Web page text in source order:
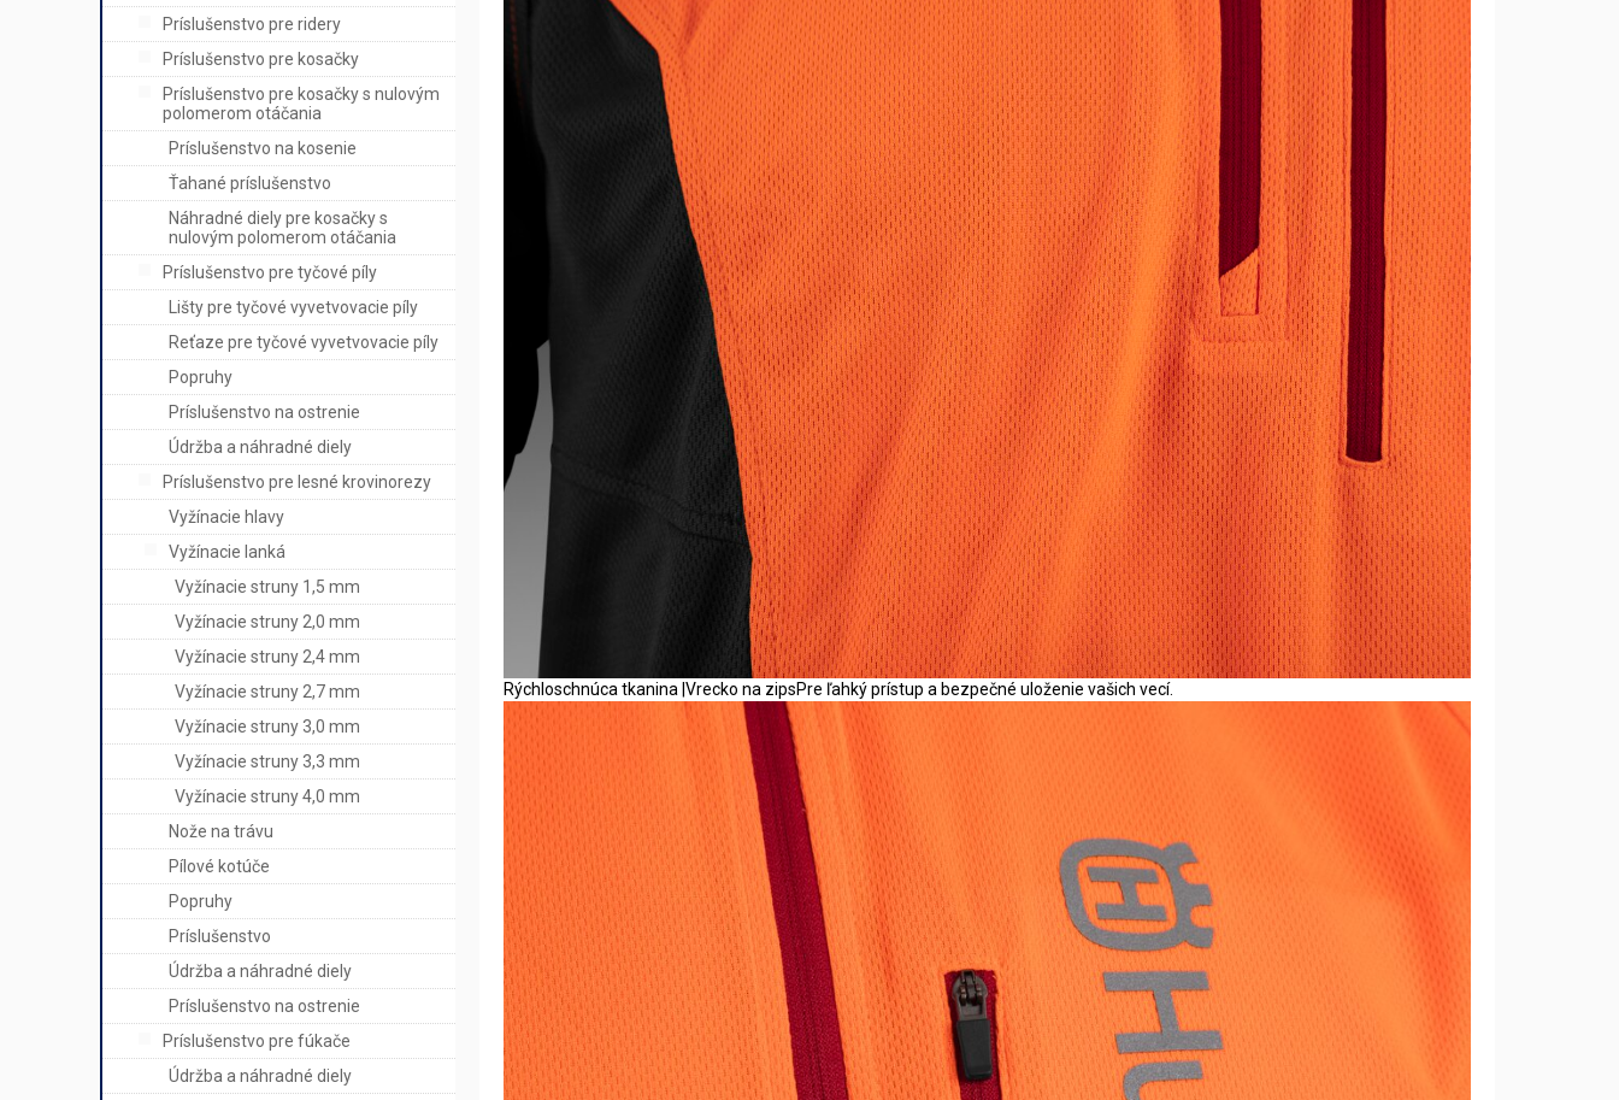
Príslušenstvo pre ridery
Príslušenstvo pre kosačky
Príslušenstvo pre kosačky s nulovým
polomerom otáčania
Príslušenstvo na kosenie
Ťahané príslušenstvo
Náhradné diely pre kosačky s
nulovým polomerom otáčania
Príslušenstvo pre tyčové píly
Lišty pre tyčové vyvetvovacie píly
Reťaze pre tyčové vyvetvovacie píly
Popruhy
Príslušenstvo na ostrenie
Údržba a náhradné diely
Príslušenstvo pre lesné krovinorezy
Vyžínacie hlavy
Vyžínacie lanká
Vyžínacie struny 1,5 mm
Vyžínacie struny 2,0 mm
Vyžínacie struny 2,4 mm
Vyžínacie struny 2,7 mm
Vyžínacie struny 3,0 mm
Vyžínacie struny 3,3 mm
Vyžínacie struny 4,0 mm
Nože na trávu
Pílové kotúče
Popruhy
Príslušenstvo
Údržba a náhradné diely
Príslušenstvo na ostrenie
Príslušenstvo pre fúkače
Údržba a náhradné diely
Rýchloschnúca tkanina |Vrecko na zipsPre ľahký prístup a bezpečné uloženie vašich vecí.